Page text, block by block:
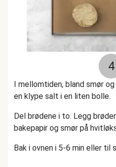
4
I mellomtiden, bland smør
en klype salt i en liten bolle.
Del brødene i to. Legg
bakepapir og smør på
Bak i ovnen i 5-6 min eller til